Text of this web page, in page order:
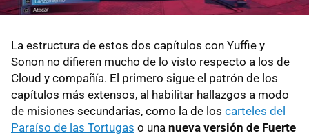
La estructura de estos dos capítulos con Yuffie y
Sonon no difieren mucho de lo visto respecto a los de
Cloud y compañía. El primero sigue el patrón de los
capítulos más extensos, al habilitar hallazgos a modo
de misiones secundarias, como la de los carteles del
Paraíso de las Tortugas o una nueva versión de Fuerte